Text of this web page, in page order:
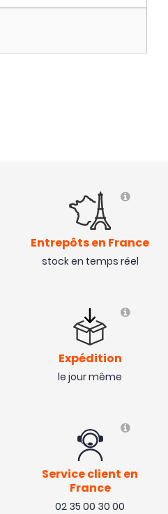
Entrepôts en France
stock en temps réel
Expédition
le jour même
Service client en
France
02 35 00 30 00